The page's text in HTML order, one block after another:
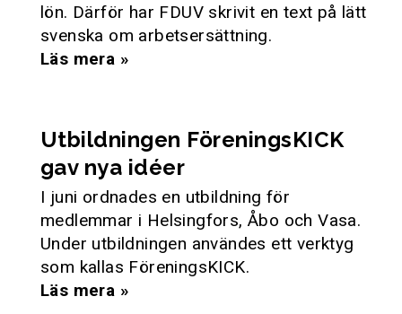
lön. Därför har FDUV skrivit en text på lätt
svenska om arbetsersättning.
Läs mera »
Utbildningen FöreningsKICK
gav nya idéer
I juni ordnades en utbildning för
medlemmar i Helsingfors, Åbo och Vasa.
Under utbildningen användes ett verktyg
som kallas FöreningsKICK.
Läs mera »